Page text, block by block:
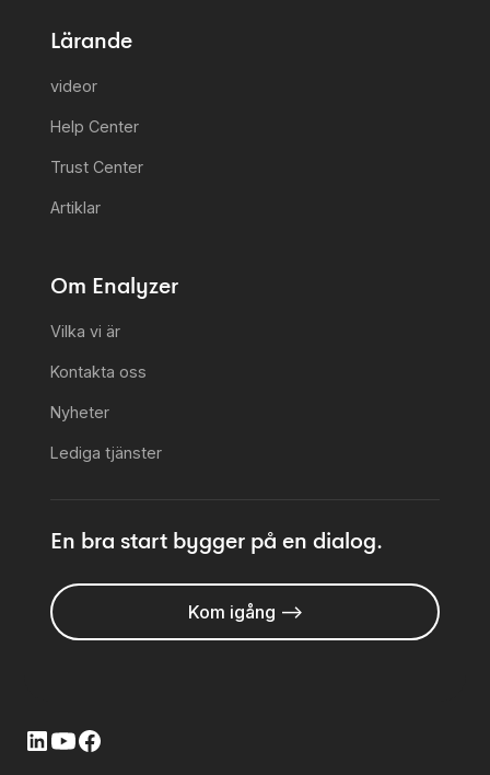
Lärande
videor
Help Center
Trust Center
Artiklar
Om Enalyzer
Vilka vi är
Kontakta oss
Nyheter
Lediga tjänster
En bra start bygger på en dialog.
Kom igång -->